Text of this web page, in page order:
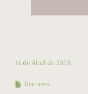
11 de Abril de 2023
Recortes